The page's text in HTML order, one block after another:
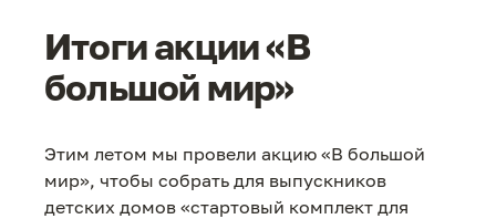
Итоги акции «В
большой мир»
Этим летом мы провели акцию «В большой
мир», чтобы собрать для выпускников
детских домов «стартовый комплект для